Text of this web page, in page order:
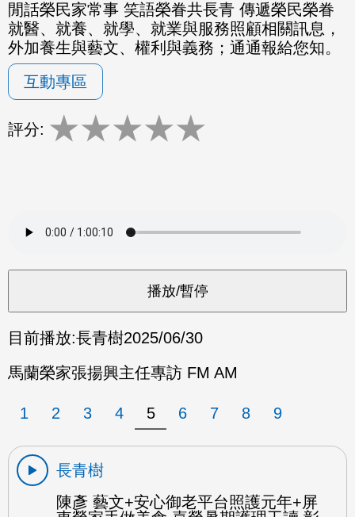
閒話榮民家常事 笑語榮眷共長青 傳遞榮民榮眷
就醫、就養、就學、就業與服務照顧相關訊息，
外加養生與藝文、權利與義務；通通報給您知。
互動專區
評分: ★★★★★
目前播放:長青樹2025/06/30
馬蘭榮家張揚興主任專訪 FM AM
1 2 3 4 5 6 7 8 9
長青樹
陳彥 藝文+安心御老平台照護元年+屏